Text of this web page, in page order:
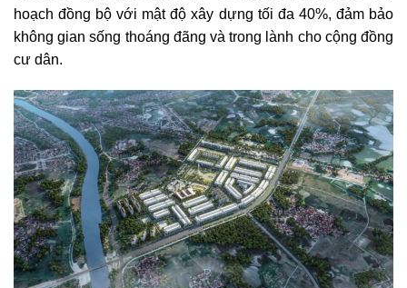
hoạch đồng bộ với mật độ xây dựng tối đa 40%, đảm bảo
không gian sống thoáng đãng và trong lành cho cộng đồng
cư dân.